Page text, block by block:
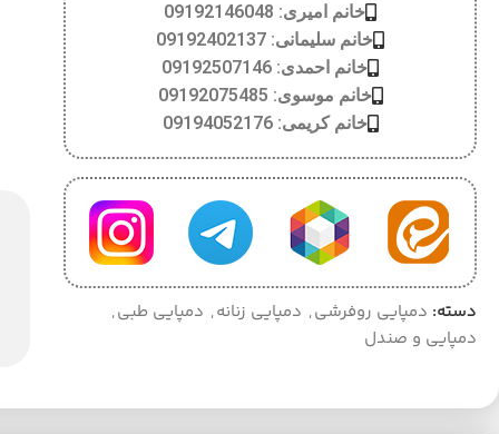
خانم امیری: 09192146048
خانم سلیمانی: 09192402137
خانم احمدی: 09192507146
خانم موسوی: 09192075485
خانم کریمی: 09194052176
دسته: دمپایی روفرشی, دمپایی زنانه, دمپایی طبی,
دمپایی و صندل